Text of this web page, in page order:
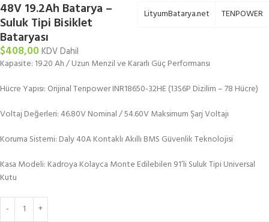
48V 19.2Ah Batarya –
Suluk Tipi Bisiklet
Bataryası
LityumBatarya.net TENPOWER
$408,00KDV Dahil
Kapasite: 19.20 Ah / Uzun Menzil ve Kararlı Güç Performansı
Hücre Yapısı: Orijinal Tenpower INR18650-32HE (13S6P Dizilim – 78 Hücre)
Voltaj Değerleri: 46.80V Nominal / 54.60V Maksimum Şarj Voltajı
Koruma Sistemi: Daly 40A Kontaklı Akıllı BMS Güvenlik Teknolojisi
Kasa Modeli: Kadroya Kolayca Monte Edilebilen 91’li Suluk Tipi Universal
Kutu